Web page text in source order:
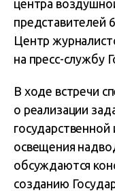
центра
представителей
Центр
на пресс-службу
В ходе встречи
о реализации
освещения
обсуждаются
созданию